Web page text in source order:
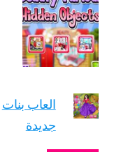
العاب بنات
جديدة